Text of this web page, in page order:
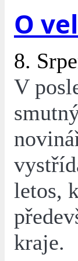
O
8.
V
letos,
kraje.